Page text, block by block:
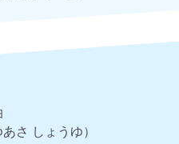
さ しょうゆ）